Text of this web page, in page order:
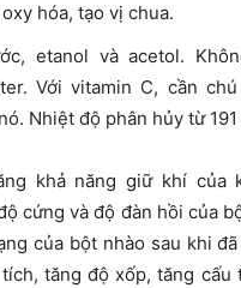
hóa, tạo vị chua.
etanol và acetol.
Với vitamin C, cần
Nhiệt độ phân hủy từ 191
khả năng giữ khí của
cứng và độ đàn hồi của
của bột nhào sau khi
tăng độ xốp, tăng cấu